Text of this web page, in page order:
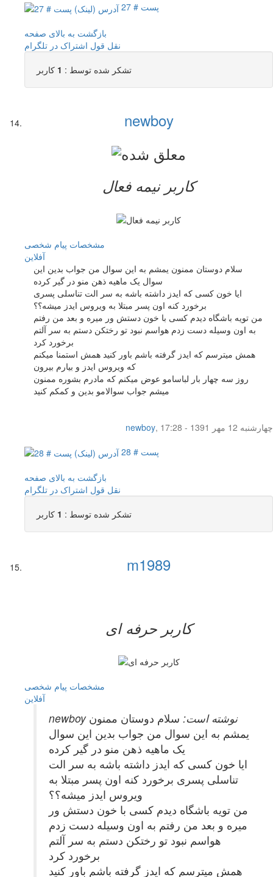
پست # 27
بازگشت به بالای صفحه
نقل قول اشتراک در تلگرام
تشکر شده توسط : 1 کاربر
newboy
کاربر نيمه فعال
مشخصات پیام شخصی
آفلاين
سلام دوستان ممنون یمشم به این سوال من جواب بدین این
سوال یک ماهیه ذهن منو در گیر کرده
ایا خون کسی که ایدز داشته باشه به سر الت تناسلی پسری
برخورد کنه اون پسر مبتلا به ویروس ایدز میشه؟؟
من تویه باشگاه دیدم کسی با خون دستش ور میره و بعد من رفتم
به اون وسیله دست زدم هواسم نبود تو رختکن دستم به سر آلتم
برخورد کرد
همش میترسم که ایدز گرفته باشم باور کنید همش استمنا میکنم
که ویروس ایدز و بیارم بیرون
روز سه چهار بار لباسامو عوض میکنم که مادرم بشوره ممنون
میشم جواب سوالامو بدین و کمکم کنید
newboy,
چهار‌شنبه 12 مهر 1391 - 17:28
پست # 28
بازگشت به بالای صفحه
نقل قول اشتراک در تلگرام
تشکر شده توسط : 1 کاربر
m1989
کاربر حرفه ای
مشخصات پیام شخصی
آفلاين
newboy نوشته است: سلام دوستان ممنون
یمشم به این سوال من جواب بدین این سوال
یک ماهیه ذهن منو در گیر کرده
ایا خون کسی که ایدز داشته باشه به سر الت
تناسلی پسری برخورد کنه اون پسر مبتلا به
ویروس ایدز میشه؟؟
من تویه باشگاه دیدم کسی با خون دستش ور
میره و بعد من رفتم به اون وسیله دست زدم
هواسم نبود تو رختکن دستم به سر آلتم
برخورد کرد
همش میترسم که ایدز گرفته باشم باور کنید